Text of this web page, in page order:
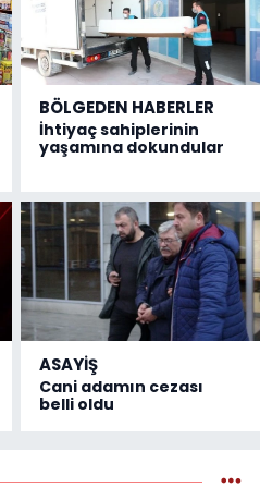
BÖLGEDEN HABERLER
İhtiyaç sahiplerinin
yaşamına dokundular
ASAYİŞ
Cani adamın cezası
belli oldu